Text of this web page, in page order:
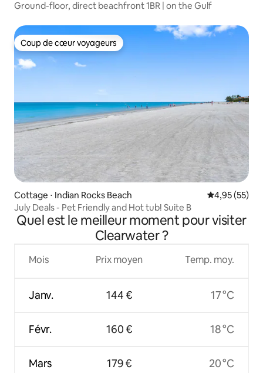
Ground-floor, direct beachfront 1BR | on the Gulf
Coup de cœur voyageurs
Coup de cœur voyageurs
Cottage ⋅ Indian Rocks Beach Évaluation
4,95 (55)
July Deals - Pet Friendly and Hot tub! Suite B
Quel est le meilleur moment pour visiter
Clearwater ?
Mois
Janv.
Févr.
Mars
Prix moyen
144 €
160 €
179 €
Temp. moy.
17 °C
18 °C
20 °C